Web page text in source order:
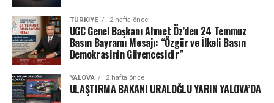
TÜRKIYE 2 hafta önce
UGC Genel Başkanı Ahmet Öz’den 24 Temmuz
Basın Bayramı Mesajı: “Özgür ve İlkeli Basın
Demokrasinin Güvencesidir”
YALOVA 2 hafta önce
ULAŞTIRMA BAKANI URALOĞLU YARIN YALOVA’DA